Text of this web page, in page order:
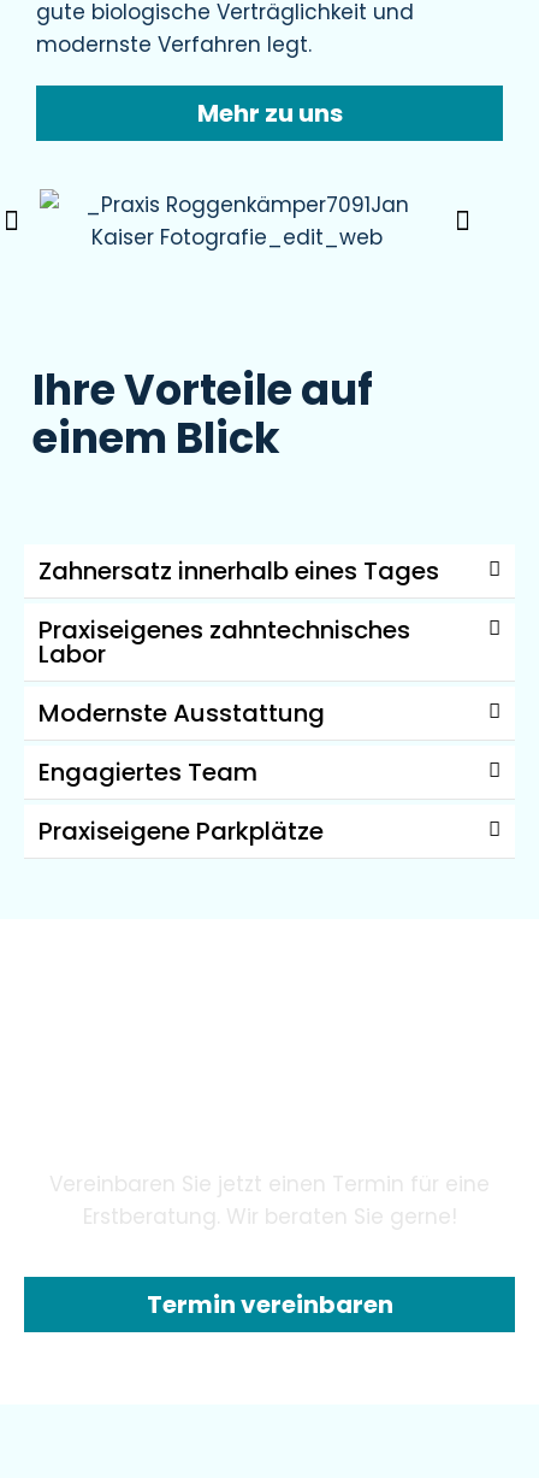
gute biologische Verträglichkeit und
modernste Verfahren legt.
Mehr zu uns
Ihre Vorteile auf
einem Blick
Zahnersatz innerhalb eines Tages
Praxiseigenes zahntechnisches
Labor
Modernste Ausstattung
Engagiertes Team
Praxiseigene Parkplätze
Vereinbaren Sie jetzt einen Termin für eine
Erstberatung. Wir beraten Sie gerne!
Termin vereinbaren